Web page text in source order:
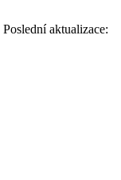
Poslední aktualizace: